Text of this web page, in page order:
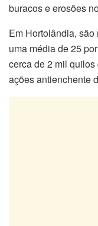
buracos e erosões
Em Hortolândia,
uma média de 25
cerca de 2 mil
ações antienchente